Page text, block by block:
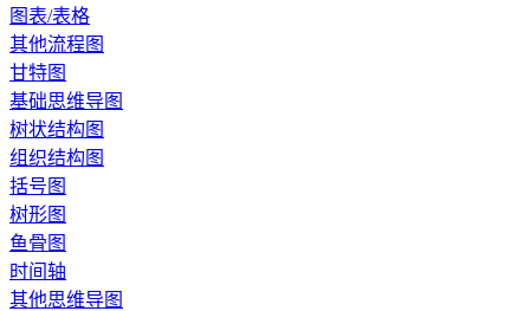
图表/表格
其他流程图
甘特图
基础思维导图
树状结构图
组织结构图
括号图
树形图
鱼骨图
时间轴
其他思维导图